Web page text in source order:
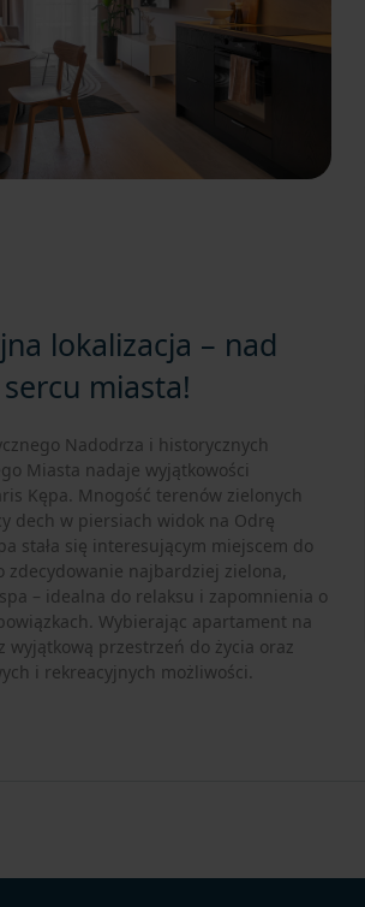
lokalizacja – nad
miasta!
Nadodrza i historycznych
Miasta nadaje wyjątkowości
Kępa. Mnogość terenów zielonych
dech w piersiach widok na Odrę
stała się interesującym miejscem do
zdecydowanie najbardziej zielona,
– idealna do relaksu i zapomnienia o
Wybierając apartament na
wyjątkową przestrzeń do życia oraz
i rekreacyjnych możliwości.